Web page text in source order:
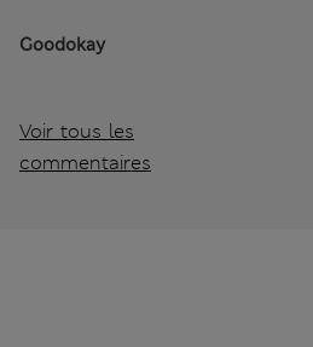
Goodokay
Voir tous les
commentaires